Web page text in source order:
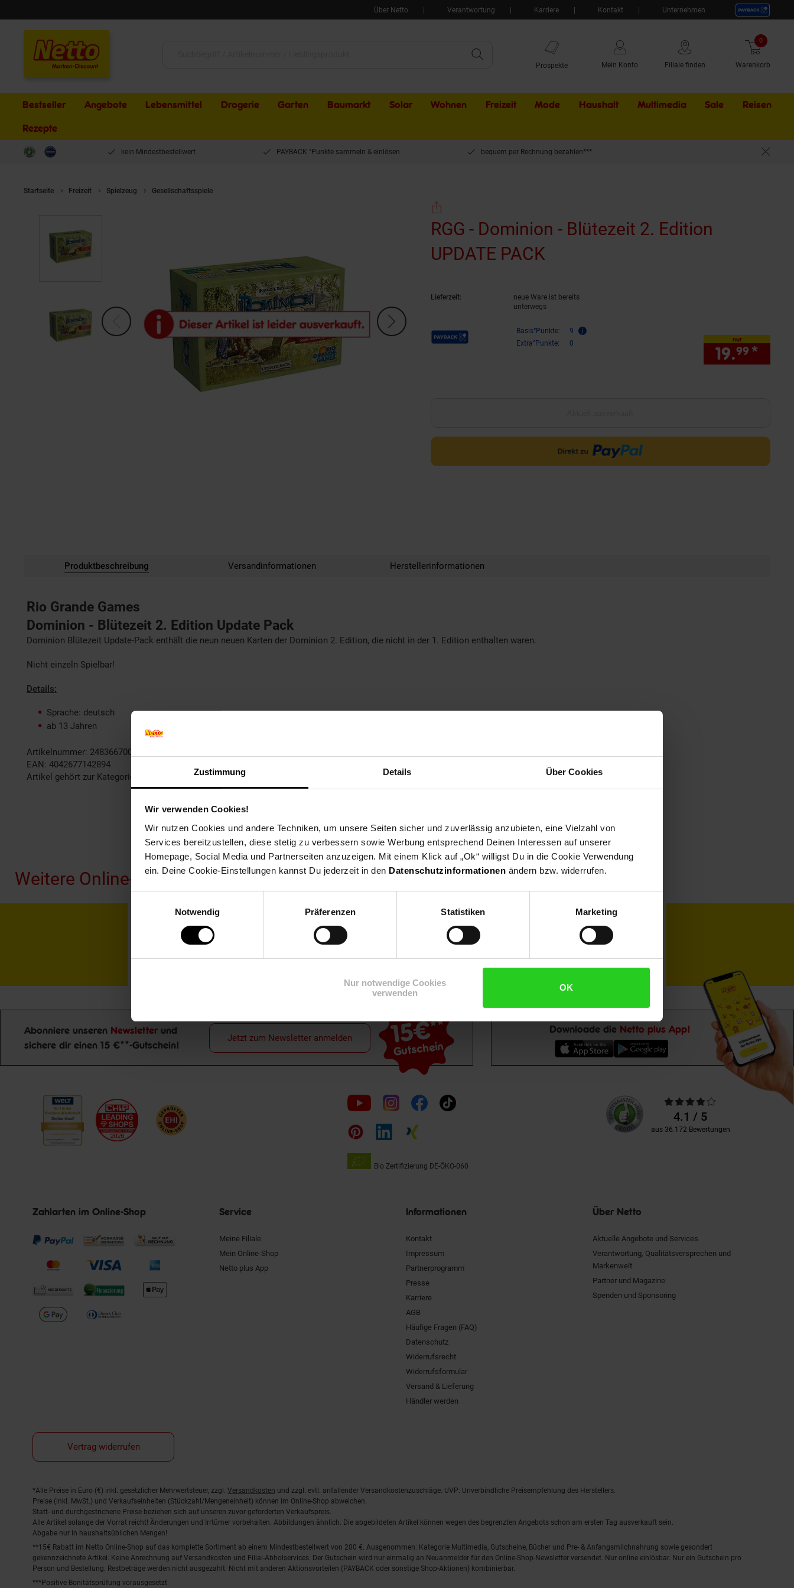
Zustimmung Details Über Cookies
Wir verwenden Cookies!
Wir nutzen Cookies und andere Techniken, um unsere Seiten sicher und zuverlässig anzubieten, eine Vielzahl von
Services bereitzustellen, diese stetig zu verbessern sowie Werbung entsprechend Deinen Interessen auf unserer
Homepage, Social Media und Partnerseiten anzuzeigen. Mit einem Klick auf „Ok“ willigst Du in die Cookie Verwendung
ein. Deine Cookie-Einstellungen kannst Du jederzeit in den Datenschutzinformationen ändern bzw. widerrufen.
Notwendig
Präferenzen Statistiken Marketing
Nur notwendige Cookies
verwenden
OK
Über Netto Verantwortung Karriere Kontakt Unternehmen
Prospekte Mein Konto Filiale finden Warenkorb
0 Artikel
Bestseller Angebote Lebensmittel Drogerie Garten Baumarkt Solar Wohnen Freizeit Mode Haushalt Multimedia Sale Externer
Reisen
Rezepte
kein Mindestbestellwert PAYBACK °Punkte sammeln & einlösen bequem per Rechnung bezahlen***
Startseite Freizeit Spielzeug Gesellschaftsspiele
RGG - Dominion - Blütezeit 2. Edition
UPDATE PACK(Produkt aktuell ausverkauft)
Lieferzeit:
neue Ware ist bereits
unterwegs
Payback Punkte Basis°Punkte:
9
Extra°Punkte:
0 nur
19.99 *
Produktbeschreibung Versandinformationen Herstellerinformationen
Rio Grande Games
Dominion - Blütezeit 2. Edition Update Pack
Dominion Blütezeit Update-Pack enthält die neun neuen Karten der Dominion 2. Edition, die nicht in der 1. Edition enthalten waren.
Nicht einzeln Spielbar!
Details:
Sprache: deutsch
ab 13 Jahren
Artikelnummer: 2483667000
EAN: 4042677142894
Artikel gehört zur Kategorie:
Gesellschaftsspiele
Weitere Online-Angebote
Netto Reisen Weinwelt Rezeptwelt Karriere
Newsletter Anmeldung
Abonniere unseren Newsletter und
sichere dir einen 15 €**-Gutschein!
15€**
Gutschein
Jetzt zum Newsletter anmelden
Downloade die Netto plus App!
Folge
uns
auf
Bio Zertifizierung DE-ÖKO-060
Unsere
Kundenbewertungen
Durchschnittliche
Bewertungen4.1 / 5
aus 36.172 Bewertungen
Zahlarten im Online-Shop Service
Meine Filiale
Mein Online-Shop
Netto plus App
Informationen
Kontakt
Impressum
Partnerprogramm
Presse
Karriere
AGB
Häufige Fragen (FAQ)
Datenschutz
Widerrufsrecht
Widerrufsformular
Versand & Lieferung
Händler werden
Über Netto
Aktuelle Angebote und Services
Verantwortung, Qualitätsversprechen und
Markenwelt
Partner und Magazine
Spenden und Sponsoring
Vertrag widerrufen
Fußnoten
*Alle Preise in Euro (€) inkl. gesetzlicher Mehrwertsteuer, zzgl. Versandkosten und zzgl. evtl. anfallender Versandkostenzuschläge. UVP: Unverbindliche Preisempfehlung des Herstellers.
Preise (inkl. MwSt.) und Verkaufseinheiten (Stückzahl/Mengeneinheit) können im Online-Shop abweichen.
Statt- und durchgestrichene Preise beziehen sich auf unseren zuvor geforderten Verkaufspreis.
Alle Artikel solange der Vorrat reicht! Änderungen und Irrtümer vorbehalten. Abbildungen ähnlich. Die abgebildeten Artikel können wegen des begrenzten Angebots schon am ersten Tag ausverkauft sein.
Abgabe nur in haushaltsüblichen Mengen!
**15€ Rabatt im Netto Online-Shop auf das komplette Sortiment ab einem Mindestbestellwert von 200 €. Ausgenommen: Kategorie Multimedia, Gutscheine, Bücher und Pre- & Anfangsmilchnahrung sowie gesondert
gekennzeichnete Artikel. Keine Anrechnung auf Versandkosten und Filial-Abholservices. Der Gutschein wird nur einmalig an Neuanmelder für den Online-Shop-Newsletter versendet. Nur online einlösbar. Nur ein Gutschein pro
Person und Bestellung. Restbeträge werden nicht ausgezahlt. Nicht mit anderen Aktionsvorteilen (PAYBACK oder sonstige Shop-Aktionen) kombinierbar.
***Positive Bonitätsprüfung vorausgesetzt